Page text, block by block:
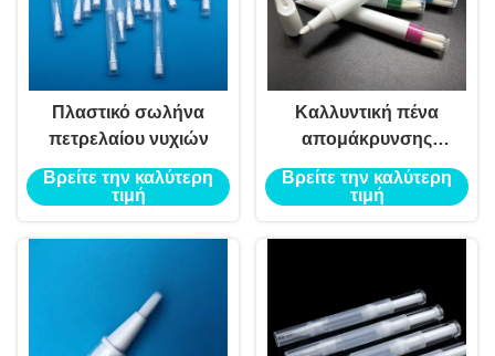
Πλαστικό σωλήνα
πετρελαίου νυχιών
Βρείτε την καλύτερη
τιμή
Καλλυντική πένα
απομάκρυνσης
νυχιών
Βρείτε την καλύτερη
τιμή